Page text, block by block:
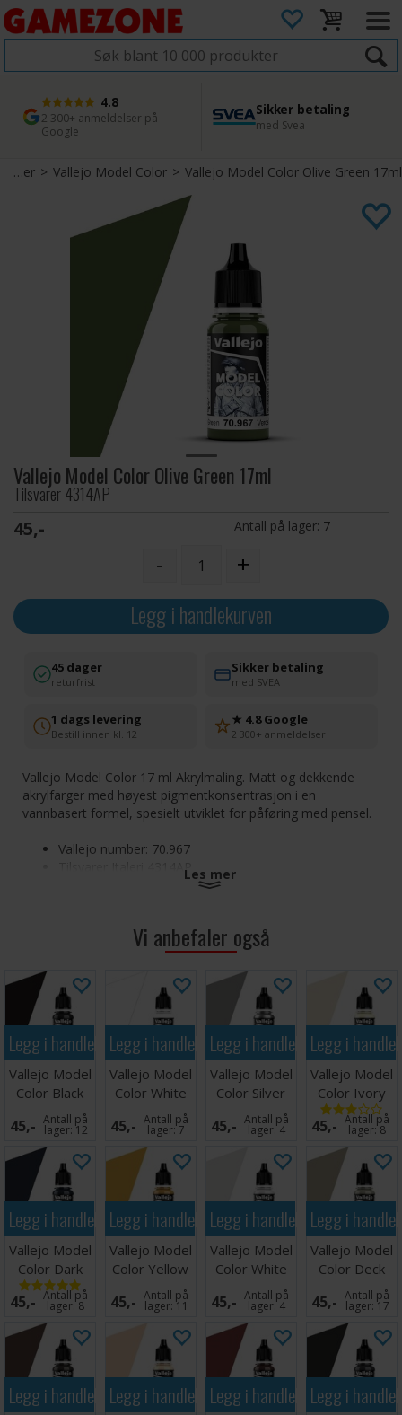
4.8
2 300+ anmeldelser på
Google
Sikker betaling
med Svea
1 dags levering
Bestill innen kl. 12
45 dager returfrist
Enkel retur
Maling & Primer>Vallejo Model Color>Vallejo Model Color Olive Green 17ml
Vallejo Model Color Olive Green 17ml
Tilsvarer 4314AP
45,- Antall på lager: 7
- +
Legg i handlekurven
45 dager
returfrist
Sikker betaling
med SVEA
1 dags levering
Bestill innen kl. 12
★ 4.8 Google
2 300+ anmeldelser
Vallejo Model Color 17 ml Akrylmaling. Matt og dekkende
akrylfarger med høyest pigmentkonsentrasjon i en
vannbasert formel, spesielt utviklet for påføring med pensel.
Vallejo number: 70.967
Tilsvarer Italeri 4314APLes mer
Vi anbefaler også
Legg i handlekurven
Vallejo Model
Color Black
45,- Antall på
lager: 12
Legg i handlekurven
Vallejo Model
Color White
45,- Antall på
lager:7
Legg i handlekurven
Vallejo Model
Color Silver
17ml
45,- Antall på
lager:4
Legg i
Vallejo Model
Color Ivory
45,- Antall på
lager:8
Legg i handlekurven
Vallejo Model
Color Dark
Sea Blue 17ml
45,- Antall på
lager:8
Legg i handlekurven
Vallejo Model
Color Yellow
Ochre 17ml
45,- Antall på
lager: 11
Legg i handlekurven
Vallejo Model
Color White
Grey 17ml
45,- Antall på
lager:4
Legg i
Vallejo Model
Color Deck
Tan 17ml
45,- Antall på
lager: 17
Legg i handlekurvenLegg i handlekurvenLegg i handlekurven
Legg i